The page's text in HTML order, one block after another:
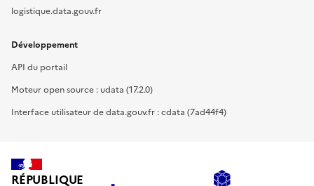
logistique.data.gouv.fr
Développement
API du portail
Moteur open source : udata (17.2.0)
Interface utilisateur de data.gouv.fr : cdata (7ad44f4)
RÉPUBLIQUE